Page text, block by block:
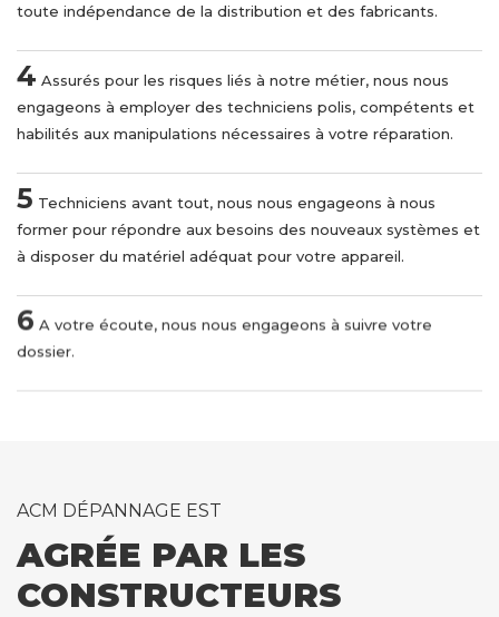
toute indépendance de la distribution et des fabricants.
4 Assurés pour les risques liés à notre métier, nous nous
engageons à employer des techniciens polis, compétents et
habilités aux manipulations nécessaires à votre réparation.
5 Techniciens avant tout, nous nous engageons à nous
former pour répondre aux besoins des nouveaux systèmes et
à disposer du matériel adéquat pour votre appareil.
6 A votre écoute, nous nous engageons à suivre votre
dossier.
ACM DÉPANNAGE EST
AGRÉE PAR LES
CONSTRUCTEURS